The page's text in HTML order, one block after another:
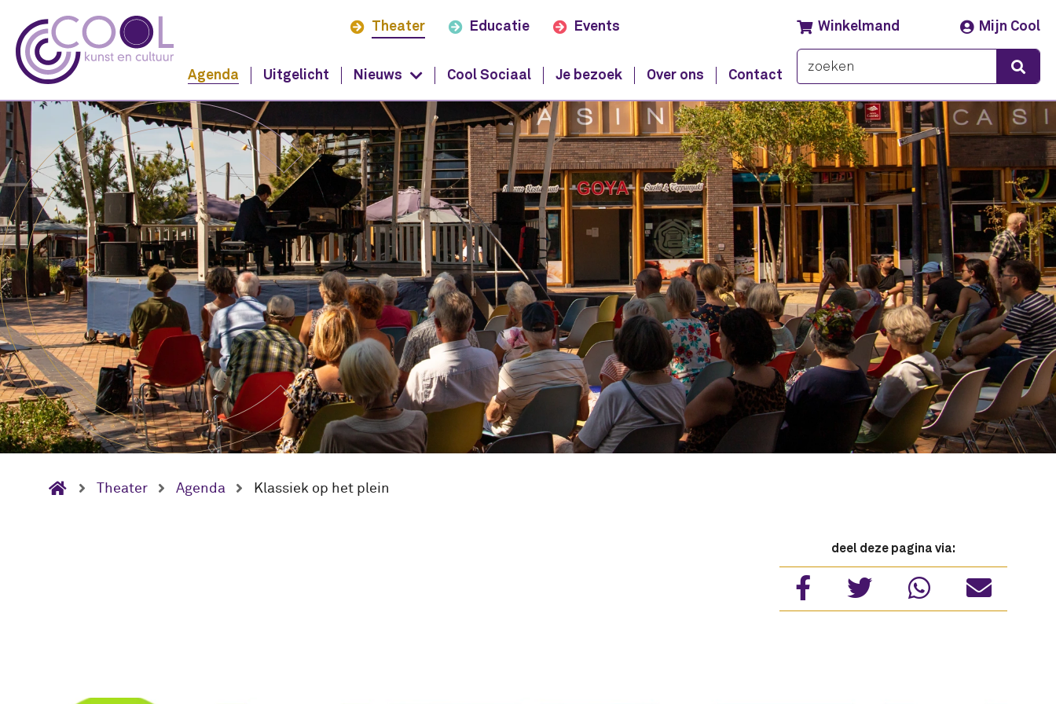
Navigeer naar content
Theater Educatie Events
Agenda Uitgelicht Nieuws Cool Sociaal Je bezoek Over ons Contact
Winkelmand Mijn Cool
Theater Agenda Klassiek op het plein
deel deze pagina via: